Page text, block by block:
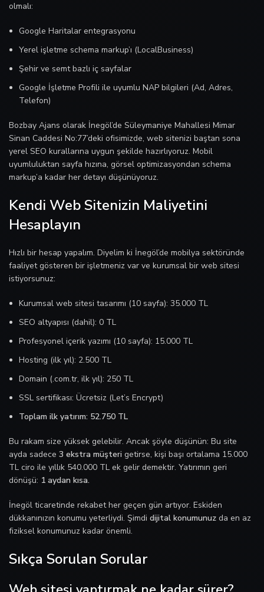
olmalı:
Google Haritalar entegrasyonu
Yerel işletme schema markup’ı (LocalBusiness)
Şehir ve semt bazlı iç sayfalar
Google İşletme Profili ile uyumlu NAP bilgileri (Ad, Adres,
Telefon)
Bozbay Ajans olarak İnegöl’de Süleymaniye Mahallesi Mimar
Sinan Caddesi No:77’deki ofisimizde, web sitenizi baştan sona
yerel SEO kurallarına uygun şekilde hazırlıyoruz. Mobil
uyumluluktan sayfa hızına, görsel optimizasyondan schema
markup’a kadar her detayı düşünüyoruz.
Kendi Web Sitenizin Maliyetini
Hesaplayın
Hızlı bir hesap yapalım. Diyelim ki İnegöl’de mobilya sektöründe
faaliyet gösteren bir işletmeniz var ve kurumsal bir web sitesi
istiyorsunuz:
Kurumsal web sitesi tasarımı (10 sayfa): 35.000 TL
SEO altyapısı (dahil): 0 TL
Profesyonel içerik yazımı (10 sayfa): 15.000 TL
Hosting (ilk yıl): 2.500 TL
Domain (.com.tr, ilk yıl): 250 TL
SSL sertifikası: Ücretsiz (Let’s Encrypt)
Toplam ilk yatırım: 52.750 TL
Bu rakam size yüksek gelebilir. Ancak şöyle düşünün: Bu site
ayda sadece 3 ekstra müşteri getirse, kişi başı ortalama 15.000
TL ciro ile yıllık 540.000 TL ek gelir demektir. Yatırımın geri
dönüşü: 1 aydan kısa.
İnegöl ticaretinde rekabet her geçen gün artıyor. Eskiden
dükkanınızın konumu yeterliydi. Şimdi dijital konumunuz da en az
fiziksel konumunuz kadar önemli.
Sıkça Sorulan Sorular